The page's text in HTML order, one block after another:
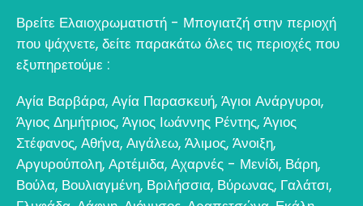
Βρείτε Ελαιοχρωματιστή - Μπογιατζή στην περιοχή
που ψάχνετε, δείτε παρακάτω όλες τις περιοχές που
εξυπηρετούμε :
Αγία Βαρβάρα, Αγία Παρασκευή, Άγιοι Ανάργυροι,
Άγιος Δημήτριος, Άγιος Ιωάννης Ρέντης, Άγιος
Στέφανος, Αθήνα, Αιγάλεω, Άλιμος, Άνοιξη,
Αργυρούπολη, Αρτέμιδα, Αχαρνές - Μενίδι, Βάρη,
Βούλα, Βουλιαγμένη, Βριλήσσια, Βύρωνας, Γαλάτσι,